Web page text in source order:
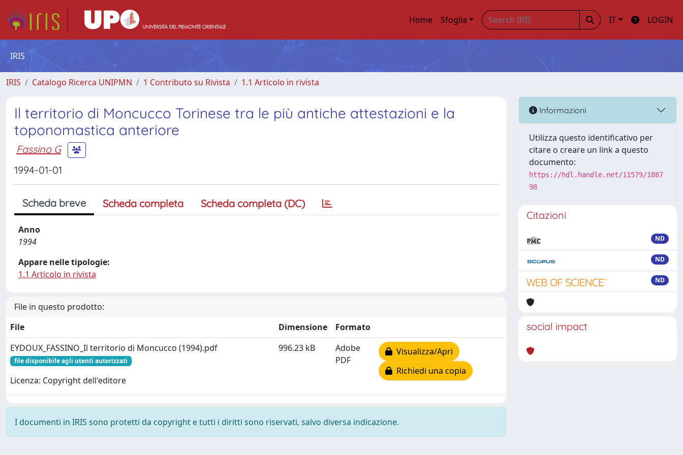
Home Sfoglia IT LOGIN
IRIS
IRIS Catalogo Ricerca UNIPMN 1 Contributo su Rivista 1.1 Articolo in rivista
Il territorio di Moncucco Torinese tra le più antiche attestazioni e la
toponomastica anteriore
Fassino G
1994-01-01
Scheda breve Scheda completa Scheda completa (DC)
Anno
1994
Appare nelle tipologie:
1.1 Articolo in rivista
File in questo prodotto:
File
Dimensione
Formato
EYDOUX_FASSINO_Il territorio di Moncucco (1994).pdf
file disponibile agli utenti autorizzati
Licenza: Copyright dell'editore
996.23 kB
Adobe
PDF
Visualizza/Apri
Richiedi una copia
I documenti in IRIS sono protetti da copyright e tutti i diritti sono riservati, salvo diversa indicazione.
Informazioni
Utilizza questo identificativo per
citare o creare un link a questo
documento:
https://hdl.handle.net/11579/1887
98
Citazioni
ND
ND
ND
social impact